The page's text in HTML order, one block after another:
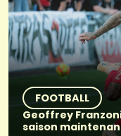
FOOTBALL
Geoffrey
saison